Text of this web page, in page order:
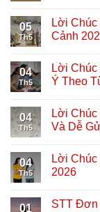
05
Th5
Lời
Cảnh
04
Th5
Lời
Ý Theo
04
Th5
Lời Chúc
Và Dễ
04
Th5
Lời Chúc
2026
01
STT Đơn